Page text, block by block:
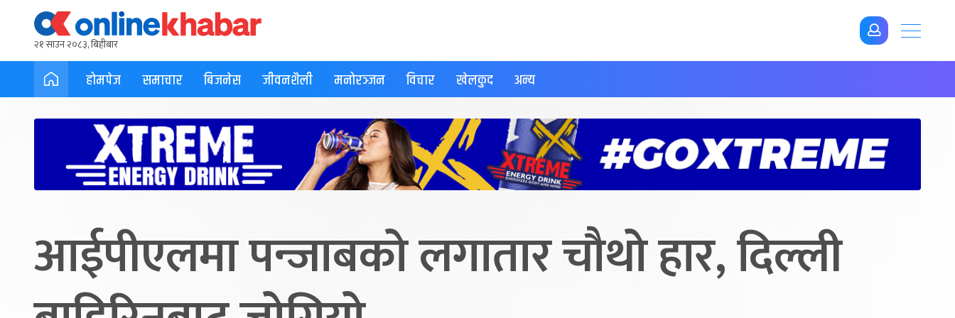
२१ साउन २०८३, बिहीबार
होमपेज समाचार बिजनेस जीवनशैली मनोरञ्जन विचार खेलकुद अन्य
आईपीएलमा पन्जाबको लगातार चौथो हार, दिल्ली